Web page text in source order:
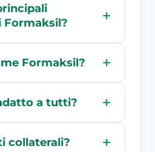
Formaksil?
Formaksil?
a tutti?
collaterali?